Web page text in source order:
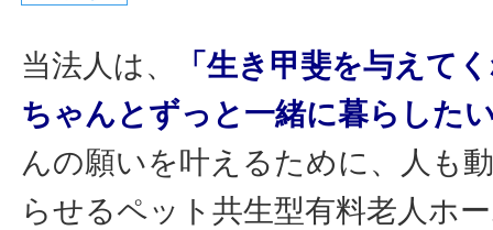
当法人は、
「生き甲斐を与えて
ちゃんとずっと一緒に暮らした
んの願いを叶えるために、人も
らせるペット共生型有料老人ホ